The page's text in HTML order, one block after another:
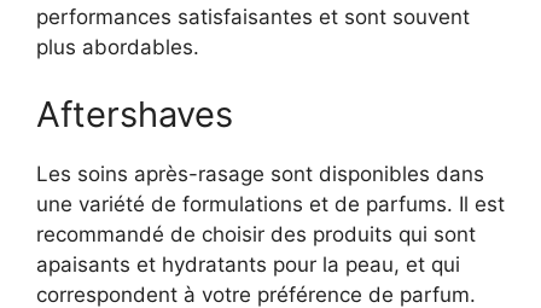
performances satisfaisantes et sont souvent
plus abordables.
Aftershaves
Les soins après-rasage sont disponibles dans
une variété de formulations et de parfums. Il est
recommandé de choisir des produits qui sont
apaisants et hydratants pour la peau, et qui
correspondent à votre préférence de parfum.